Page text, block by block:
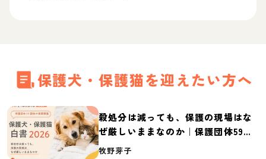
保護犬・保護猫を迎えたい方へ
殺処分は減っても、保護の現場はな
ぜ厳しいままなのか｜保護団体59団
体の実態調査【保護犬・保護猫白書
牧野芽子